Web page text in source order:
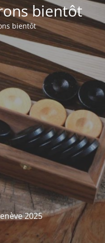
bientôt
bientôt
2025